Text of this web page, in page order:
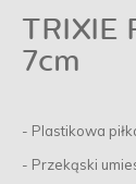
TRIXIE
7cm
- Plastikowa
- Przekąski